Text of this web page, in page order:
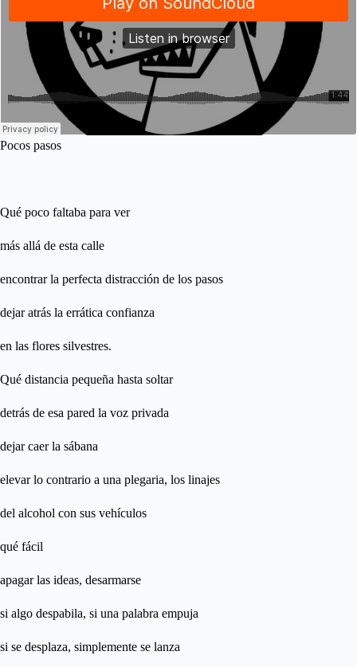
Pocos pasos
Qué poco faltaba para ver
más allá de esta calle
encontrar la perfecta distracción de los pasos
dejar atrás la errática confianza
en las flores silvestres.
Qué distancia pequeña hasta soltar
detrás de esa pared la voz privada
dejar caer la sábana
elevar lo contrario a una plegaria, los linajes
del alcohol con sus vehículos
qué fácil
apagar las ideas, desarmarse
si algo despabila, si una palabra empuja
si se desplaza, simplemente se lanza